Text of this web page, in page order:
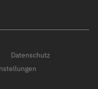
Datenschutz